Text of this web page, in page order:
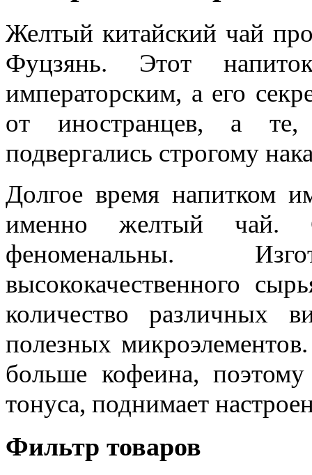
Желтый китайский чай
Фуцзянь. Этот
императорским, а его
от иностранцев, а
подвергались строгому
Долгое время напитком
именно желтый чай.
феноменальны.
высококачественного
количество различных
полезных
больше кофеина,
тонуса, поднимает
Фильтр товаров